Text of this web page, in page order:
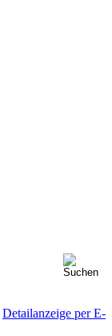
Detailanzeige per E-